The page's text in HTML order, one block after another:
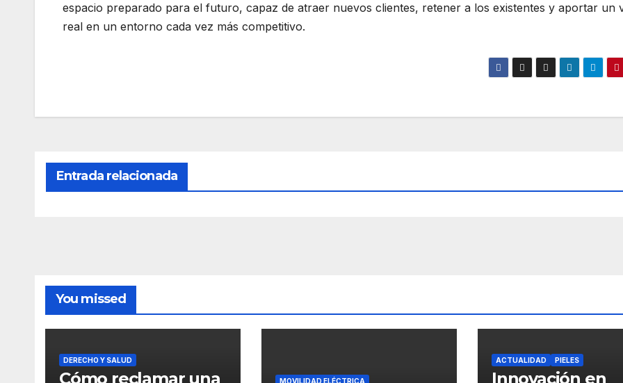
espacio preparado para el futuro, capaz de atraer nuevos clientes, retener a los existentes y aportar un
real en un entorno cada vez más competitivo.
Entrada relacionada
You missed
DERECHO Y SALUD
Cómo reclamar una MOVILIDAD ELÉCTRICA
ACTUALIDAD PIELES
Innovación en